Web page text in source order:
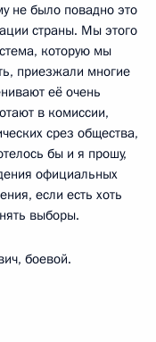
не было повадно это
страны. Мы этого
которую мы
приезжали многие
её очень
в комиссии,
срез общества,
бы и я прошу,
официальных
если есть хоть
выборы.
боевой.